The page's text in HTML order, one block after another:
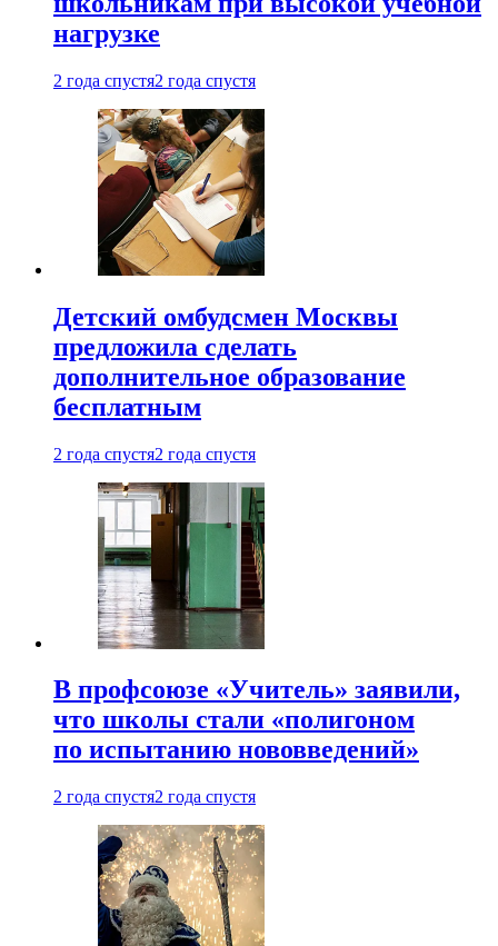
нагрузке
2 года спустя2 года спустя
Детский омбудсмен Москвы
предложила сделать
дополнительное образование
бесплатным
2 года спустя2 года спустя
В профсоюзе «Учитель» заявили,
что школы стали «полигоном
по испытанию нововведений»
2 года спустя2 года спустя